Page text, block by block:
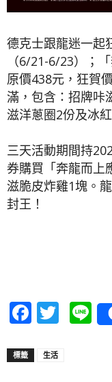
德克士跟龍迷一起
（6/21-6/23）；
原價438元，狂賀
滿，包含：招牌咔
滋洋蔥圈2份及冰
三天活動期間持
券購買「奔龍而上
滋脆皮炸雞1塊。
封王！
標籤 生活